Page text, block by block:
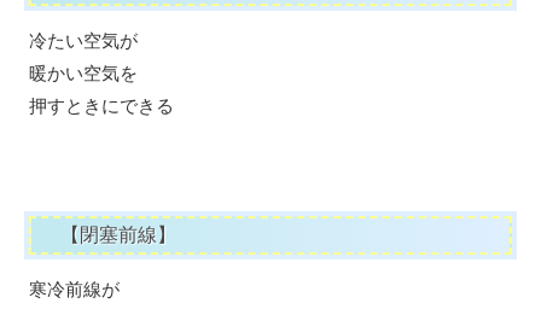
冷たい空気が
暖かい空気を
押すときにできる
【閉塞前線】
寒冷前線が